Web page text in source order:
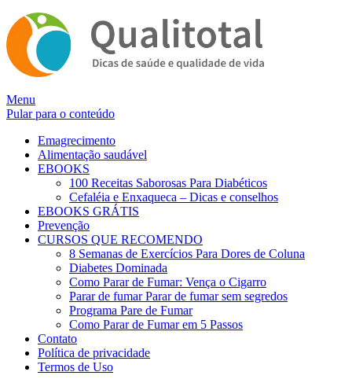
Alternar
navegação
Menu
Pular para o conteúdo
Emagrecimento
Alimentação saudável
EBOOKS
100 Receitas Saborosas Para Diabéticos
Cefaléia e Enxaqueca – Dicas e conselhos
EBOOKS GRÁTIS
Prevenção
CURSOS QUE RECOMENDO
8 Semanas de Exercícios Para Dores de Coluna
Diabetes Dominada
Como Parar de Fumar: Vença o Cigarro
Parar de fumar Parar de fumar sem segredos
Programa Pare de Fumar
Como Parar de Fumar em 5 Passos
Contato
Política de privacidade
Termos de Uso